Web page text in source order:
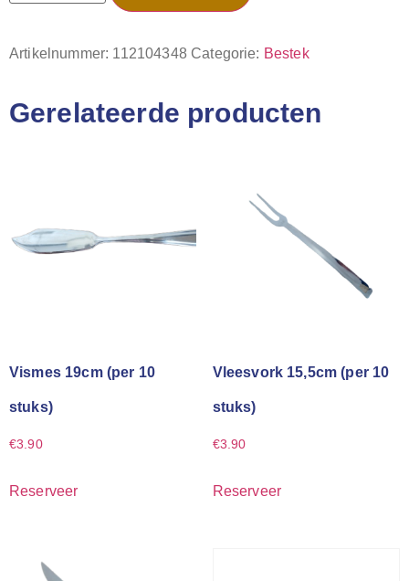
Artikelnummer: 112104348 Categorie: Bestek
Gerelateerde producten
Vismes 19cm (per 10
stuks)
€3.90
Reserveer
Vleesvork 15,5cm (per 10
stuks)
€3.90
Reserveer